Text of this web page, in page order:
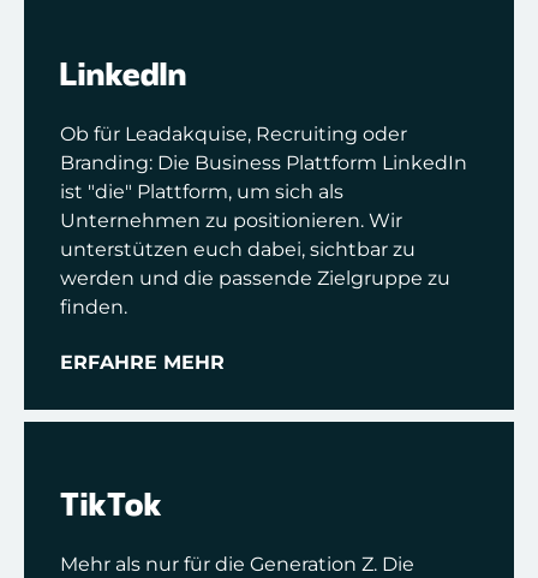
LinkedIn
Ob für Leadakquise, Recruiting oder
Branding: Die Business Plattform LinkedIn
ist "die" Plattform, um sich als
Unternehmen zu positionieren. Wir
unterstützen euch dabei, sichtbar zu
werden und die passende Zielgruppe zu
finden.
ERFAHRE MEHR
TikTok
Mehr als nur für die Generation Z. Die